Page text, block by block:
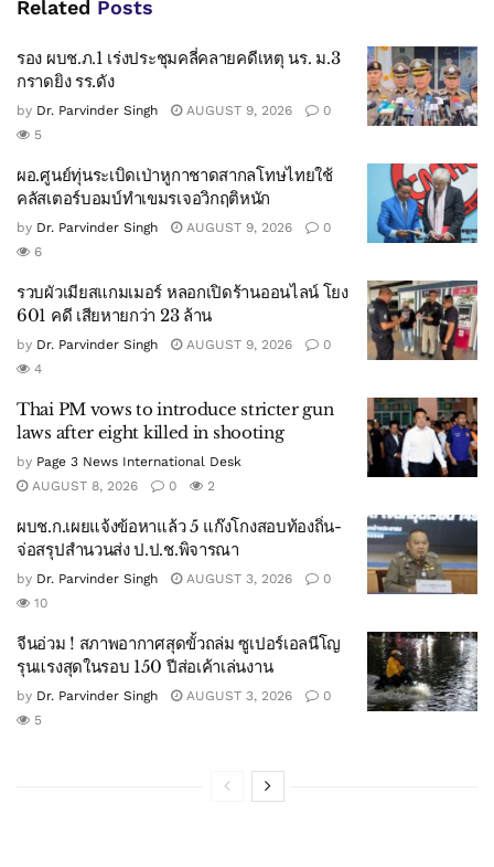
Related Posts
รอง ผบช.ภ.1 เร่งประชุมคลี่คลายคดีเหตุ นร. ม.3
กราดยิง รร.ดัง
by Dr. Parvinder Singh AUGUST 9, 2026
0
5
ผอ.ศูนย์ทุ่นระเบิดเป่าหูกาชาดสากลโทษไทยใช้
คลัสเตอร์บอมบ์ทำเขมรเจอวิกฤติหนัก
by Dr. Parvinder Singh AUGUST 9, 2026
0
6
รวบผัวเมียสแกมเมอร์ หลอกเปิดร้านออนไลน์ โยง
601 คดี เสียหายกว่า 23 ล้าน
by Dr. Parvinder Singh AUGUST 9, 2026
0
4
Thai PM vows to introduce stricter gun
laws after eight killed in shooting
by Page 3 News International Desk
AUGUST 8, 2026
0 2
ผบช.ก.เผยแจ้งข้อหาแล้ว 5 แก๊งโกงสอบท้องถิ่น-
จ่อสรุปสำนวนส่ง ป.ป.ช.พิจารณา
by Dr. Parvinder Singh AUGUST 3, 2026
0
10
จีนอ่วม ! สภาพอากาศสุดขั้วถล่ม ซูเปอร์เอลนีโญ
รุนแรงสุดในรอบ 150 ปีส่อเค้าเล่นงาน
by Dr. Parvinder Singh AUGUST 3, 2026
0
5